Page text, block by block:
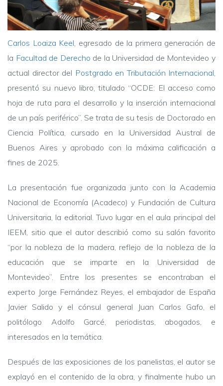
Carlos Loaiza Keel, egresado de la primera generación de
la Facultad de Derecho de la Universidad de Montevideo y
actual director del Postgrado en Tributación Internacional,
presentó su nuevo libro, titulado “OCDE: El acceso como
hoja de ruta para el desarrollo y la inserción internacional
de un país periférico”. Se trata de su tesis de Doctorado en
Ciencia Política, cursado en la Universidad Austral de
Buenos Aires y aprobado con la máxima calificación a
fines de 2025.
La presentación fue organizada junto con la Academia
Nacional de Economía (Acadeco) y Fundación de Cultura
Universitaria, la editorial. Tuvo lugar en el aula principal del
IEEM, sitio que el autor describió como su salón favorito
“por la nobleza de la madera, reflejo de la nobleza de la
educación que se imparte en la Universidad de
Montevideo”. Entre los presentes se encontraban el
experto Jorge Fernández Reyes, el embajador de España
Javier Salido y el cónsul general Juan Carlos Gafo, el
politólogo Adolfo Garcé, periodistas, abogados, e
interesados en la temática.
Después de las exposiciones de los panelistas, el autor se
explayó en el contenido de la obra, y finalmente hubo un